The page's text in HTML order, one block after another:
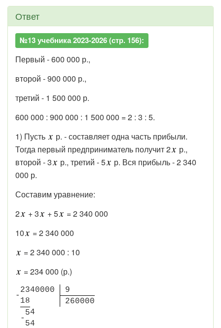
Ответ
№13 учебника 2023-2026 (стр. 156):
Первый - 600 000 р.,
второй - 900 000 р.,
третий - 1 500 000 р.
600 000 : 900 000 : 1 500 000 = 2 : 3 : 5.
1) Пусть
р. - составляет одна часть прибыли.
Тогда первый предприниматель получит 2
р.,
второй - 3
р., третий - 5
р. Вся прибыль - 2 340
000 р.
Составим уравнение:
2
+ 3 + 5
= 2 340 000
10
= 2 340 000
= 2 340 000 : 10
= 234 000 (р.)
-
2340000
9
18 260000
-
54
54